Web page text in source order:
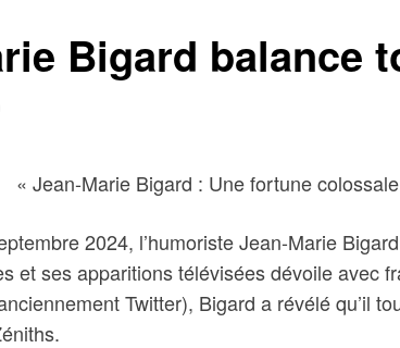
Bigard balance
« Jean-Marie Bigard : Une fortune
2024, l’humoriste Jean-Marie
et ses apparitions télévisées dévoile avec
Twitter), Bigard a révélé qu’il